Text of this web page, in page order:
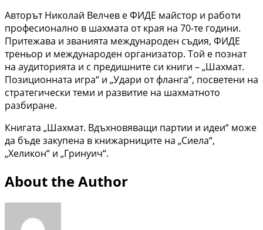
Авторът Николай Велчев е ФИДЕ майстор и работи
професионално в шахмата от края на 70-те години.
Притежава и званията международен съдия, ФИДЕ
треньор и международен организатор. Той е познат
на аудиторията и с предишните си книги – „Шахмат.
Позиционната игра“ и „Удари от фланга“, посветени на
стратегически теми и развитие на шахматното
разбиране.
Книгата „Шахмат. Вдъхновяващи партии и идеи“ може
да бъде закупена в книжарниците на „Сиела“,
„Хеликон“ и „Гринуич“.
About the Author